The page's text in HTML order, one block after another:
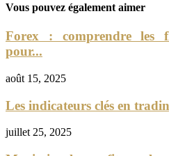
Vous pouvez également aimer
Forex : comprendre les
pour...
août 15, 2025
Les indicateurs clés en
juillet 25, 2025